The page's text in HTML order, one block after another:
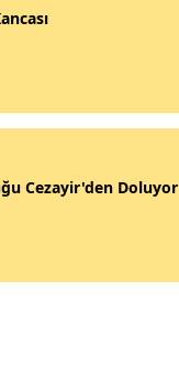
Cezayir'den Doluyor